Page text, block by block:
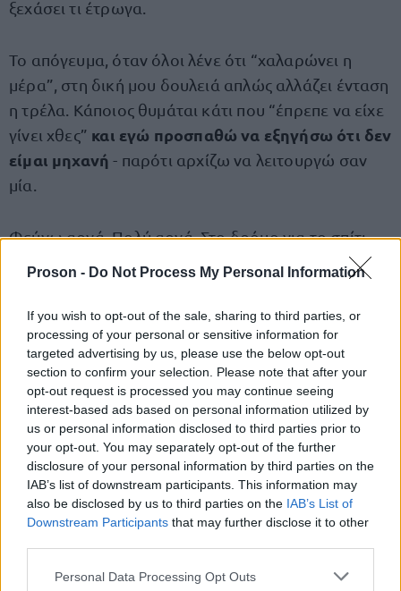
Proson - Do Not Process My Personal Information
If you wish to opt-out of the sale, sharing to third parties, or
processing of your personal or sensitive information for
targeted advertising by us, please use the below opt-out
section to confirm your selection. Please note that after your
opt-out request is processed you may continue seeing
interest-based ads based on personal information utilized by
us or personal information disclosed to third parties prior to
your opt-out. You may separately opt-out of the further
disclosure of your personal information by third parties on the
IAB’s list of downstream participants. This information may
also be disclosed by us to third parties on the IAB’s List of
Downstream Participants that may further disclose it to other
Please note that this website/app uses one or more Google
Personal Data Processing Opt Outs
ξεχάσει τι έτρωγα.
Το απόγευμα, όταν όλοι λένε ότι “χαλαρώνει η
μέρα”, στη δική μου δουλειά απλώς αλλάζει ένταση
η τρέλα. Κάποιος θυμάται κάτι που “έπρεπε να είχε
γίνει χθες” και εγώ προσπαθώ να εξηγήσω ότι δεν
είμαι μηχανή - παρότι αρχίζω να λειτουργώ σαν
μία.
Φεύγω αργά. Πολύ αργά. Στο δρόμο για το σπίτι
σκέφτομαι ότι αύριο θα είναι “πιο οργανωμένα τα
πράγματα”.
Αλλά βαθιά μέσα μου ξέρω την αλήθεια:αύριο
απλώς θα έχει περισσότερα emails.
Τη σημερινήιστορία εργασιακής τρέλαςέστειλε
στο proson.gr η Χ.Γ.
Δευτέρα στην αντίστοιχη στήλη: